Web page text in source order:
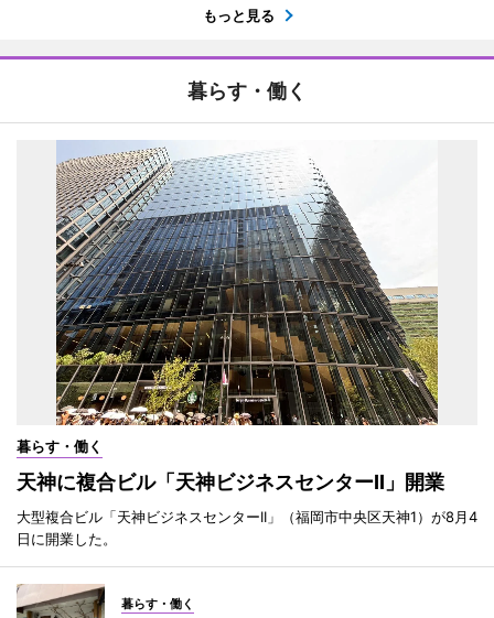
もっと見る
暮らす・働く
暮らす・働く
天神に複合ビル「天神ビジネスセンターII」開業
大型複合ビル「天神ビジネスセンターII」（福岡市中央区天神1）が8月4
日に開業した。
暮らす・働く